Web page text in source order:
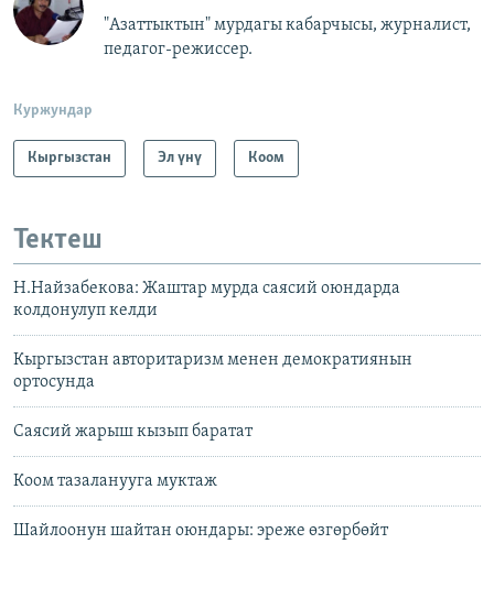
"Азаттыктын" мурдагы кабарчысы, журналист,
педагог-режиссер.
Куржундар
Кыргызстан Эл үнү Коом
Тектеш
Н.Найзабекова: Жаштар мурда саясий оюндарда
колдонулуп келди
Кыргызстан авторитаризм менен демократиянын
ортосунда
Саясий жарыш кызып баратат
Коом тазаланууга муктаж
Шайлоонун шайтан оюндары: эреже өзгөрбөйт